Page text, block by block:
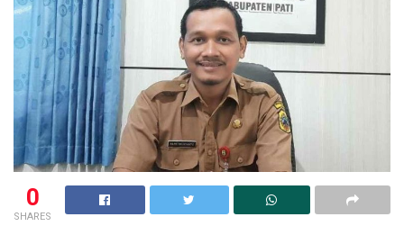
0
SHARES